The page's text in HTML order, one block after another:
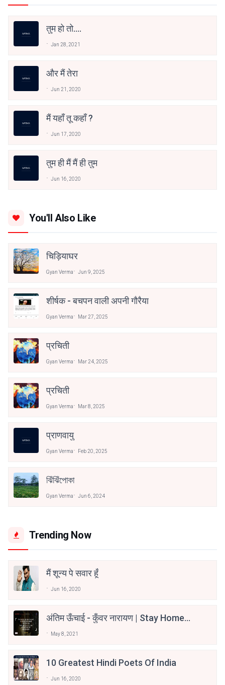
तुम हो तो....
Jan 28, 2021
और मैं तेरा
Jun 21, 2020
मैं यहाँ तू कहाँ ?
Jun 17, 2020
तुम ही मैं मैं ही तुम
Jun 16, 2020
You'll Also Like
चिड़ियाघर
Gyan Verma Jun 9, 2025
शीर्षक - बचपन वाली अपनी गौरैया
Gyan Verma Mar 27, 2025
प्रचिती
Gyan Verma Mar 24, 2025
प्रचिती
Gyan Verma Mar 8, 2025
प्राणवायु
Gyan Verma Feb 20, 2025
ঝিঁঝিঁপোকা
Gyan Verma Jun 6, 2024
Trending Now
मैं शून्य पे सवार हूँ
Jun 16, 2020
अंतिम ऊँचाई - कुँवर नारायण | Stay Home
May 8, 2021
10 Greatest Hindi Poets Of India
Jun 16, 2020